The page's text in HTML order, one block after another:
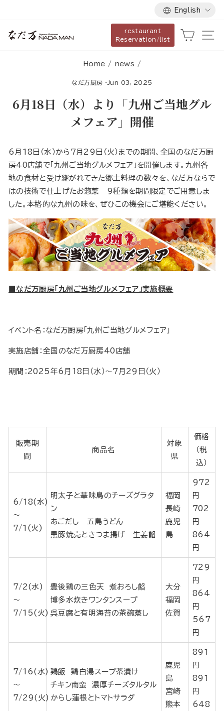
content
Language
English
restaurant
Reservation/list
Cart
Home / news /
なだ万厨房 · Jun 03, 2025
6月18日（水）より「九州ご当地グル
メフェア」開催
6月18日（水）から7月29日（火）までの期間、全国のなだ万厨
房40店舗で「九州ご当地グルメフェア」を開催します。九州各
地の食材と受け継がれてきた郷土料理の数々を、なだ万ならで
はの技術で仕上げたお惣菜 9種類を期間限定でご用意しま
した。本格的な九州の味を、ぜひこの機会にご堪能ください。
■なだ万厨房「九州ご当地グルメフェア」実施概要
イベント名：なだ万厨房「九州ご当地グルメフェア」
実施店舗：全国のなだ万厨房40店舗
期間：2025年6月18日（水）～7月29日（火）
販売期
間
商品名
対象
県
価格
（税
込）
6/18(水)
～
7/1(火)
明太子と華味鳥のチーズグラタ
ン
あごだし 五島うどん
黒豚焼売とさつま揚げ 生姜餡
福岡
長崎
鹿児
島
972
円
702
円
864
円
7/2(水)
～
7/15(火)
豊後鶏の三色天 煮おろし餡
博多水炊きワンタンスープ
呉豆腐と有明海苔の茶碗蒸し
大分
福岡
佐賀
729
円
864
円
567
円
7/16(水)
～
7/29(火)
鶏飯 鶏白湯スープ茶漬け
チキン南蛮 濃厚チーズタルタル
からし蓮根とトマトサラダ
鹿児
島
宮崎
熊本
891
円
891
円
648